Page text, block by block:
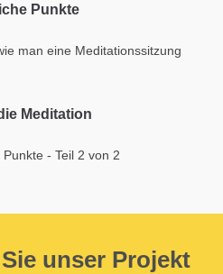
Punkte
man eine Meditationssitzung
Meditation
- Teil 2 von 2
unser Projekt